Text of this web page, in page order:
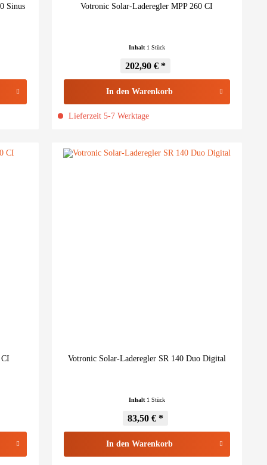
Sinus Votronic Solar-Laderegler MPP 260 CI
Inhalt 1 Stück
202,90 € *
In den Warenkorb
Lieferzeit 5-7 Werktage
Votronic Solar-Laderegler SR 140 Duo Digital
Inhalt 1 Stück
83,50 € *
In den Warenkorb